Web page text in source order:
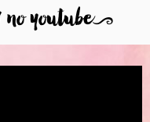
youtube9